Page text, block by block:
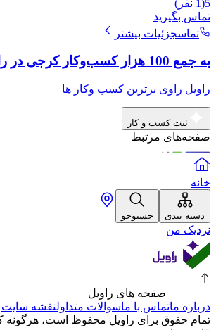
5
(
1 نفر)
تماس بگیرید
تماسجزئیات بیشتر
به جمع 100 هزار کسب‌وکار کرجی در راویل بپیوندید
راویل راوی برترین کسب وکار ها
ثبت کسب و کار
صفحه‌های مرتبط
خانه
دسته بندی جستوجو
نزدیک من
صفحه های راویل
درباره ماتماس با ماسوالات متداولنقشه سایت
تمام حقوق برای راویل محفوظ است، هرگونه